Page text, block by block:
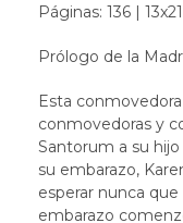
Páginas: 136 |
Prólogo de la
Esta
conmovedoras y
Santorum a su
su embarazo,
esperar nunca
embarazo